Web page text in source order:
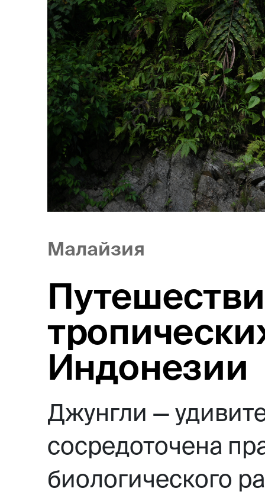
Малайзия
Индонезии
Джунгли —
сосредоточена
биологического